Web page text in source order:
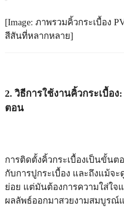
[Image: ภาพรวมคิ้วกระเบื้อง
สีสันที่หลากหลาย]
2. วิธีการใช้งานคิ้วกระเบื้อ
ตอน
การติดตั้งคิ้วกระเบื้องเป็นขั้น
กับการปูกระเบื้อง และถึงแม้จะ
ย่อย แต่มันต้องการความใส่ใจ
ผลลัพธ์ออกมาสวยงามสมบูรณ์